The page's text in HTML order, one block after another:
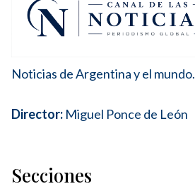
Noticias de Argentina y el mundo.
Director: Miguel Ponce de León
Secciones